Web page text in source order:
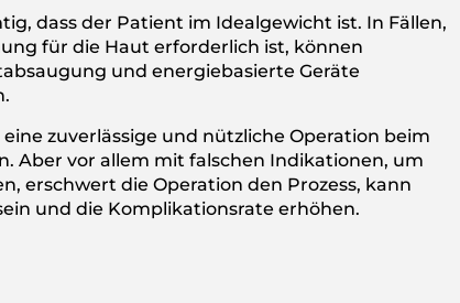
dass der Patient im Idealgewicht ist. In Fällen,
für die Haut erforderlich ist, können
und energiebasierte Geräte
zuverlässige und nützliche Operation beim
Aber vor allem mit falschen Indikationen, um
erschwert die Operation den Prozess, kann
und die Komplikationsrate erhöhen.